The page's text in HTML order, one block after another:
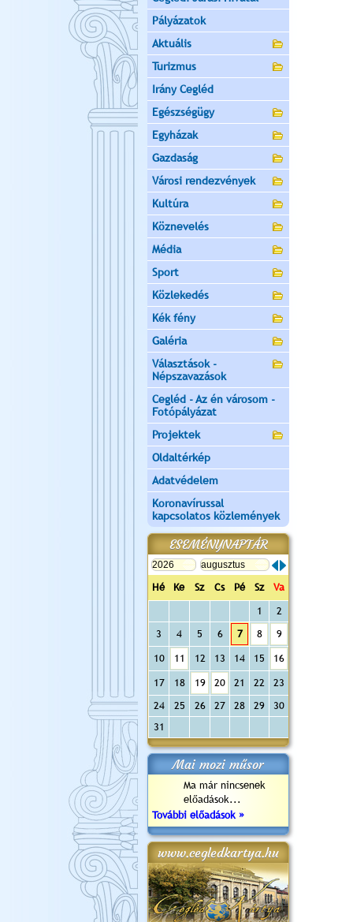
Pályázatok
Aktuális
Turizmus
Irány Cegléd
Egészségügy
Egyházak
Gazdaság
Városi rendezvények
Kultúra
Köznevelés
Média
Sport
Közlekedés
Kék fény
Galéria
Választások -
Népszavazások
Cegléd - Az én városom -
Fotópályázat
Projektek
Oldaltérkép
Adatvédelem
Koronavírussal
kapcsolatos közlemények
ESEMÉNYNAPTÁR
Hé Ke Sz Cs Pé Sz
Va
1
2
3
4 5 6 7 8 9
10 11 12 13 14 15 16
17 18 19 20 21 22
23
24
25 26 27 28 29
30
31
Mai mozi műsor
Ma már nincsenek
előadások...
További előadások »
www.cegledkartya.hu